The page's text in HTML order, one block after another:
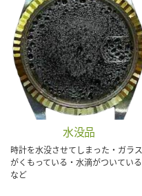
水没品
時計を水没させてしまった・ガラス
がくもっている・水滴がついている
など